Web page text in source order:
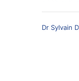
Dr Sylvain